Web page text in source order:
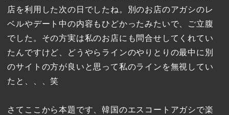
店を利用した次の日でしたね。別のお店のアガシのレ
ベルやデート中の内容もひどかったみたいで、ご立腹
でした。その方実は私のお店にも問合せしてくれてい
たんですけど、どうやらラインのやりとりの最中に別
のサイトの方が良いと思って私のラインを無視してい
たと、、、笑
さてここから本題です、韓国のエスコートアガシで楽